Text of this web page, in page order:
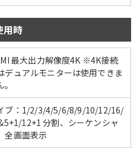
用時
最大出力解像度4K ※4K接続
デュアルモニターは使用できま
ブ：1/2/3/4/5/6/8/9/10/12/16/
12+1 分割、シーケンシャ
全画面表示